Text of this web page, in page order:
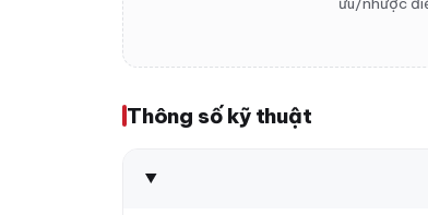
Thông số kỹ thuật